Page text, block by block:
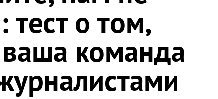
тест о том,
команда